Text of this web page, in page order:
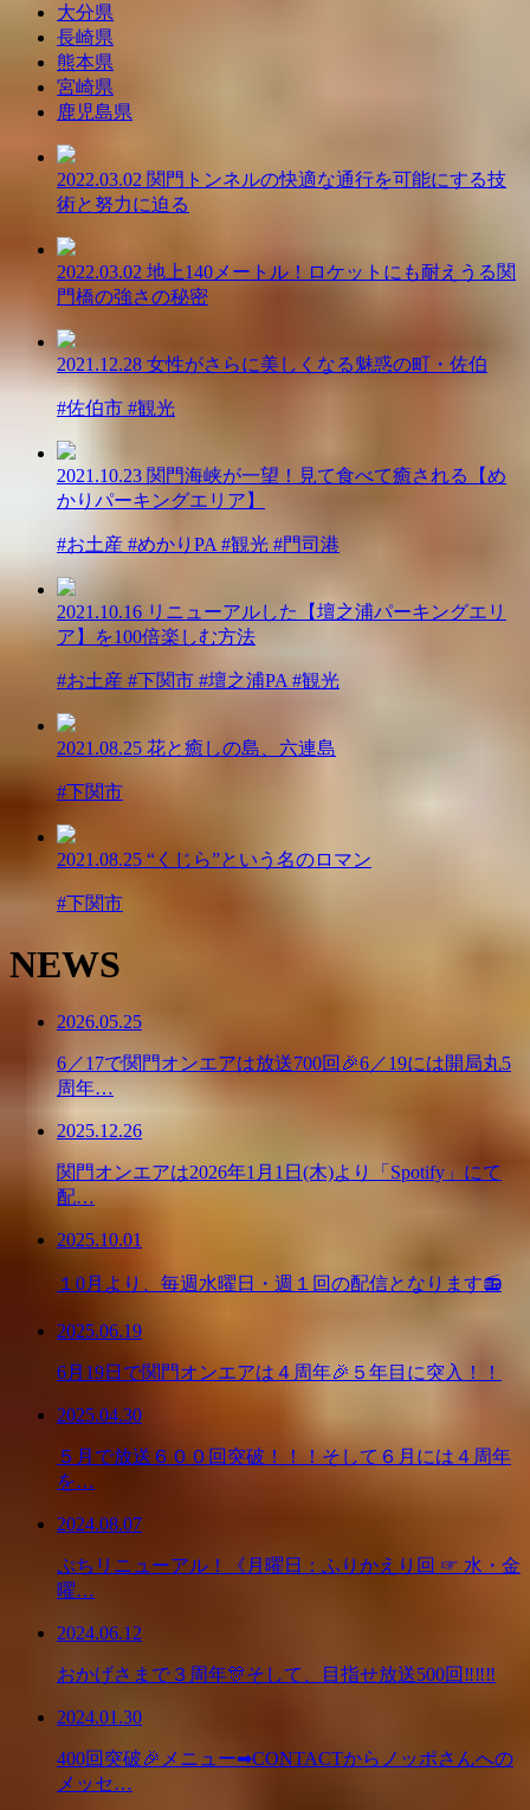
大分県
長崎県
熊本県
宮崎県
鹿児島県
2022.03.02 関門トンネルの快適な通行を可能にする技
術と努力に迫る
2022.03.02 地上140メートル！ロケットにも耐えうる関
門橋の強さの秘密
2021.12.28 女性がさらに美しくなる魅惑の町・佐伯
#佐伯市 #観光
2021.10.23 関門海峡が一望！見て食べて癒される【め
かりパーキングエリア】
#お土産 #めかりPA #観光 #門司港
2021.10.16 リニューアルした【壇之浦パーキングエリ
ア】を100倍楽しむ方法
#お土産 #下関市 #壇之浦PA #観光
2021.08.25 花と癒しの島、六連島
#下関市
2021.08.25 “くじら”という名のロマン
#下関市
NEWS
2026.05.25
6／17で関門オンエアは放送700回🎉6／19には開局丸5
周年…
2025.12.26
関門オンエアは2026年1月1日(木)より「Spotify」にて
配…
2025.10.01
１0月より、毎週水曜日・週１回の配信となります📻
2025.06.19
6月19日で関門オンエアは４周年🎉５年目に突入！！
2025.04.30
５月で放送６００回突破！！！そして６月には４周年
を…
2024.08.07
ぷちリニューアル！《月曜日：ふりかえり回 ☞ 水・金
曜…
2024.06.12
おかげさまで３周年🎊そして、目指せ放送500回‼‼‼
2024.01.30
400回突破🎉メニュー➡CONTACTからノッポさんへの
メッセ…